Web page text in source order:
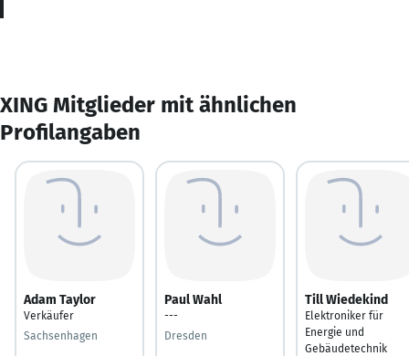
XING Mitglieder mit ähnlichen
Profilangaben
Adam Taylor
Verkäufer
Sachsenhagen
Paul Wahl
---
Dresden
Till Wiedekind
Elektroniker für
Energie und
Gebäudetechnik